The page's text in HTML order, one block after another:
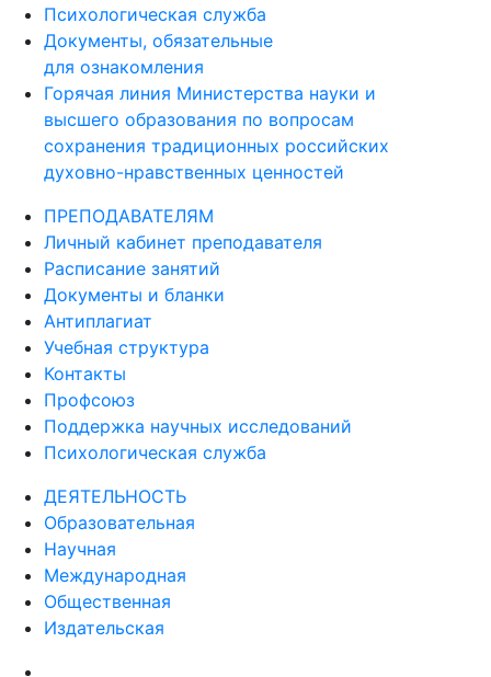
Психологическая служба
Документы, обязательные
для ознакомления
Горячая линия Министерства науки и
высшего образования по вопросам
сохранения традиционных российских
духовно-нравственных ценностей
ПРЕПОДАВАТЕЛЯМ
Личный кабинет преподавателя
Расписание занятий
Документы и бланки
Антиплагиат
Учебная структура
Контакты
Профсоюз
Поддержка научных исследований
Психологическая служба
ДЕЯТЕЛЬНОСТЬ
Образовательная
Научная
Международная
Общественная
Издательская